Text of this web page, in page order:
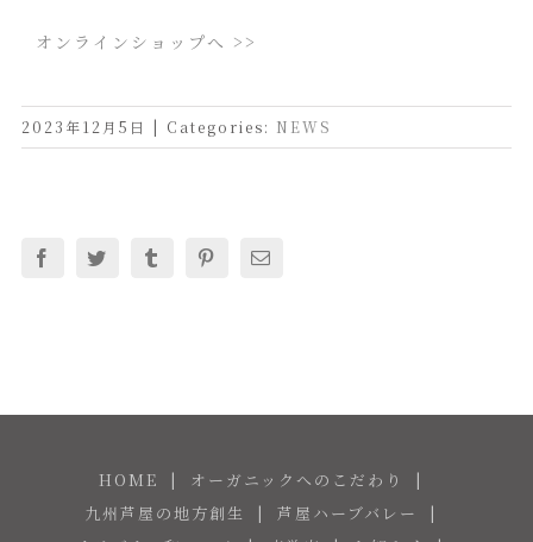
オンラインショップへ >>
2023年12月5日 | Categories: NEWS
FacebookTwitterTumblr Pinterest
HOME
オーガニックへのこだわり
九州芦屋の地方創生
芦屋ハーブバレー